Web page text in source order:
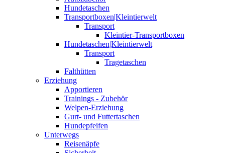
Hundetaschen
Transportboxen|Kleintierwelt
Transport
Kleintier-Transportboxen
Hundetaschen|Kleintierwelt
Transport
Tragetaschen
Falthütten
Erziehung
Apportieren
Trainings - Zubehör
Welpen-Erziehung
Gurt- und Futtertaschen
Hundepfeifen
Unterwegs
Reisenäpfe